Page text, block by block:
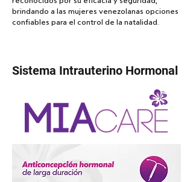
brindando a las mujeres venezolanas opciones
confiables para el control de la natalidad.
Sistema Intrauterino Hormonal